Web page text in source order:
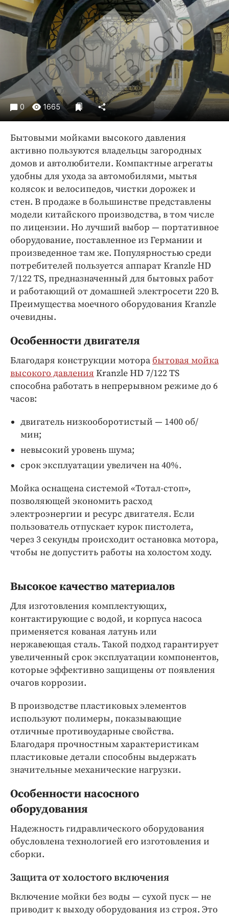
Криминал
Культура
Недвижимость и ЖКХ
Образование
Общество
Погода
Праздники
Происшествия
ПРОЕКТЫ
Блоги
Издания
Медиаперсона
Интересное чтиво
Клиника года
Бренд года
Работодатель года
0 1665
Бытовыми мойками высокого давления
активно пользуются владельцы загородных
домов и автолюбители. Компактные агрегаты
удобны для ухода за автомобилями, мытья
колясок и велосипедов, чистки дорожек и
стен. В продаже в большинстве представлены
модели китайского производства, в том числе
по лицензии. Но лучший выбор — портативное
оборудование, поставленное из Германии и
произведенное там же. Популярностью среди
потребителей пользуется аппарат Kranzle HD
7/122 TS, предназначенный для бытовых работ
и работающий от домашней электросети 220 В.
Преимущества моечного оборудования Kranzle
очевидны.
Особенности двигателя
Благодаря конструкции мотора бытовая мойка
высокого давления Kranzle HD 7/122 TS
способна работать в непрерывном режиме до 6
часов:
двигатель низкооборотистый — 1400 об/
мин;
невысокий уровень шума;
срок эксплуатации увеличен на 40%.
Мойка оснащена системой «Тотал-стоп»,
позволяющей экономить расход
электроэнергии и ресурс двигателя. Если
пользователь отпускает курок пистолета,
через 3 секунды происходит остановка мотора,
чтобы не допустить работы на холостом ходу.
Высокое качество материалов
Для изготовления комплектующих,
контактирующие с водой, и корпуса насоса
применяется кованая латунь или
нержавеющая сталь. Такой подход гарантирует
увеличенный срок эксплуатации компонентов,
которые эффективно защищены от появления
очагов коррозии.
В производстве пластиковых элементов
используют полимеры, показывающие
отличные противоударные свойства.
Благодаря прочностным характеристикам
пластиковые детали способны выдержать
значительные механические нагрузки.
Особенности насосного
оборудования
Надежность гидравлического оборудования
обусловлена технологией его изготовления и
сборки.
Защита от холостого включения
Включение мойки без воды — сухой пуск — не
приводит к выходу оборудования из строя. Это